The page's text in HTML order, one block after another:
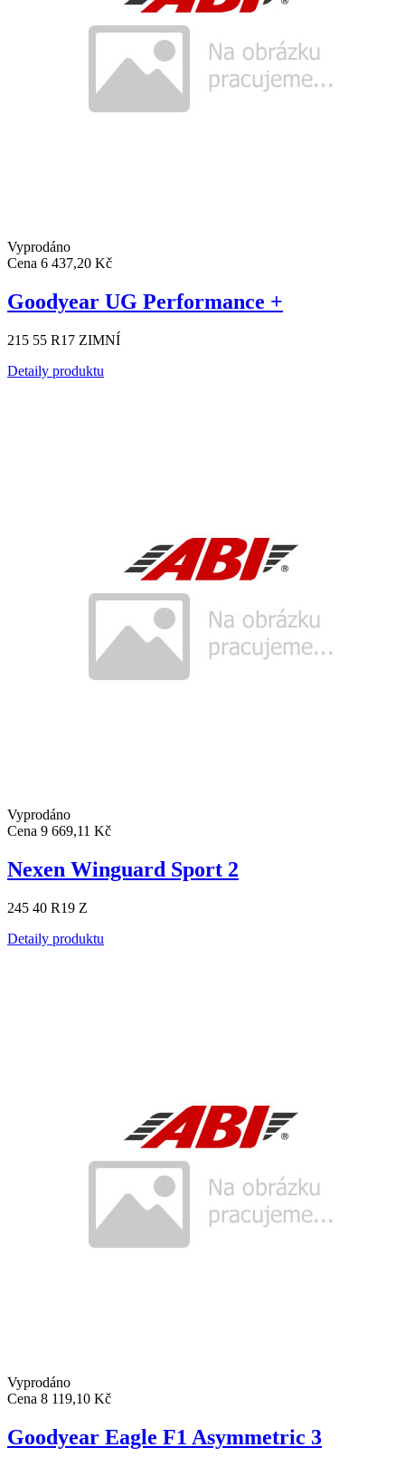
Vyprodáno
Cena 6 437,20 Kč
Goodyear UG Performance +
215 55 R17 ZIMNÍ
Detaily produktu
Vyprodáno
Cena 9 669,11 Kč
Nexen Winguard Sport 2
245 40 R19 Z
Detaily produktu
Vyprodáno
Cena 8 119,10 Kč
Goodyear Eagle F1 Asymmetric 3